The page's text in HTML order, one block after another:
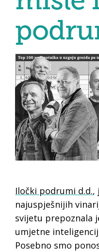
Iločki podrumi d.d.,
najuspješnijih
svijetu prepoznala
umjetne
Posebno smo